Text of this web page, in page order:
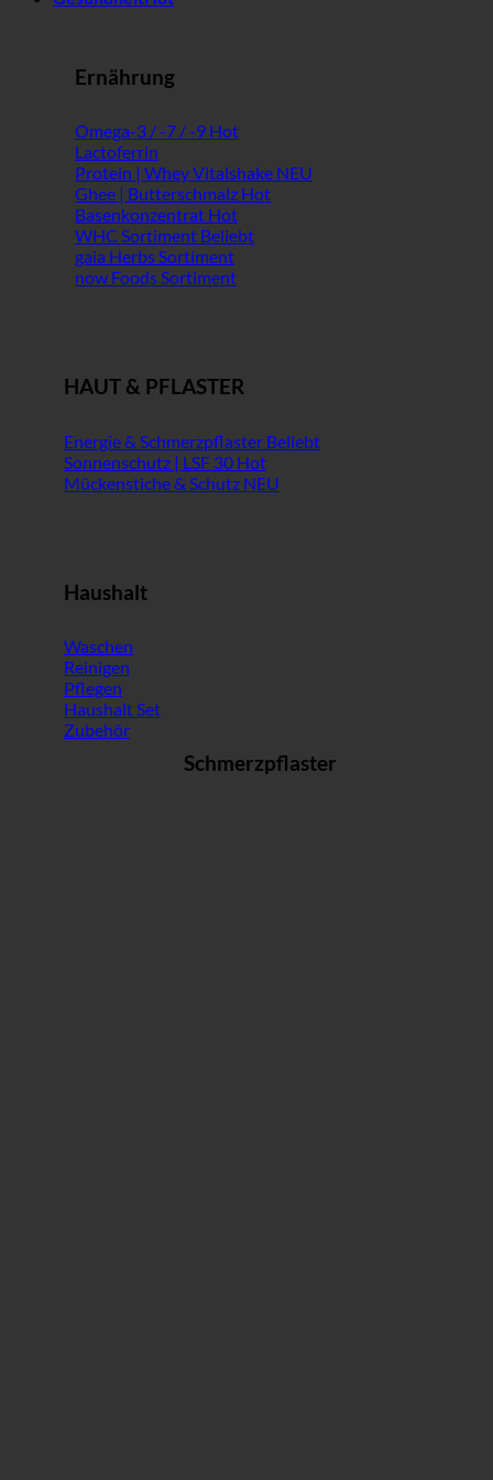
Ernährung
Omega-3 / -7 / -9
Lactoferrin
Protein | Whey Vitalshake
Ghee | Butterschmalz
Basenkonzentrat
WHC Sortiment
gaia Herbs Sortiment
now Foods Sortiment
HAUT & PFLASTER
Energie & Schmerzpflaster
Sonnenschutz | LSF 30
Mückenstiche & Schutz
Haushalt
Waschen
Reinigen
Pflegen
Haushalt Set
Zubehör
Schmerzpflaster